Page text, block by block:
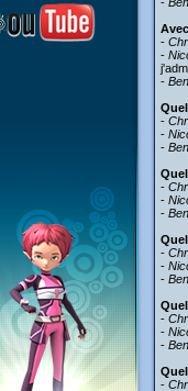
-
-
- Ben
-
-
- Ben
-
-
- Ben
-
-
- Ben
-
-
- Ben
-